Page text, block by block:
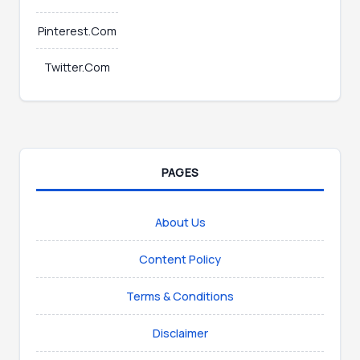
Pinterest.Com
Twitter.Com
PAGES
About Us
Content Policy
Terms & Conditions
Disclaimer